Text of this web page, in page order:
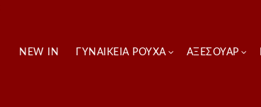
NEW IN ΓΥΝΑΙΚΕΊΑ ΡΟΎΧΑ ΑΞΕΣΟΥΑΡ